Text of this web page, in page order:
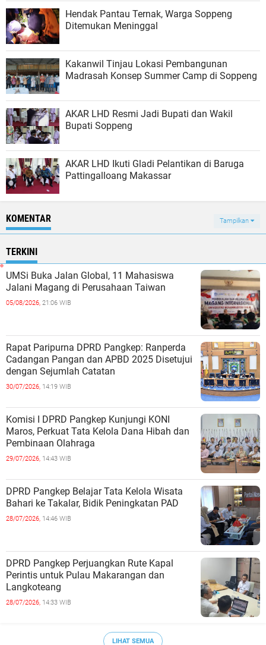
Hendak Pantau Ternak, Warga Soppeng
Ditemukan Meninggal
Kakanwil Tinjau Lokasi Pembangunan
Madrasah Konsep Summer Camp di Soppeng
AKAR LHD Resmi Jadi Bupati dan Wakil
Bupati Soppeng
AKAR LHD Ikuti Gladi Pelantikan di Baruga
Pattingalloang Makassar
KOMENTAR Tampilkan
TERKINI
UMSi Buka Jalan Global, 11 Mahasiswa
Jalani Magang di Perusahaan Taiwan
05/08/2026, 21:06 WIB
Rapat Paripurna DPRD Pangkep: Ranperda
Cadangan Pangan dan APBD 2025 Disetujui
dengan Sejumlah Catatan
30/07/2026, 14:19 WIB
Komisi I DPRD Pangkep Kunjungi KONI
Maros, Perkuat Tata Kelola Dana Hibah dan
Pembinaan Olahraga
29/07/2026, 14:43 WIB
DPRD Pangkep Belajar Tata Kelola Wisata
Bahari ke Takalar, Bidik Peningkatan PAD
28/07/2026, 14:46 WIB
DPRD Pangkep Perjuangkan Rute Kapal
Perintis untuk Pulau Makarangan dan
Langkoteang
28/07/2026, 14:33 WIB
LIHAT SEMUA